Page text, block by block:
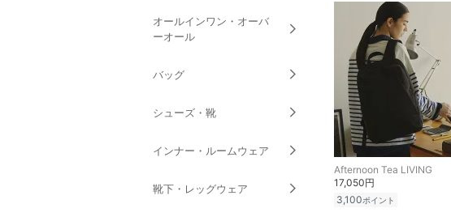
オールインワン・オーバ
ーオール
バッグ
シューズ・靴
インナー・ルームウェア
靴下・レッグウェア
Afternoon Tea LIVING
17,050円
3,100ポイント